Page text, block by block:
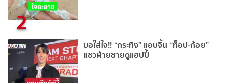
2
ขอใส่ใจ!! “กระทิง” แอบจิ้น “ท็อป-ก้อย”
แซวฝ่ายชายดูแฮปปี้